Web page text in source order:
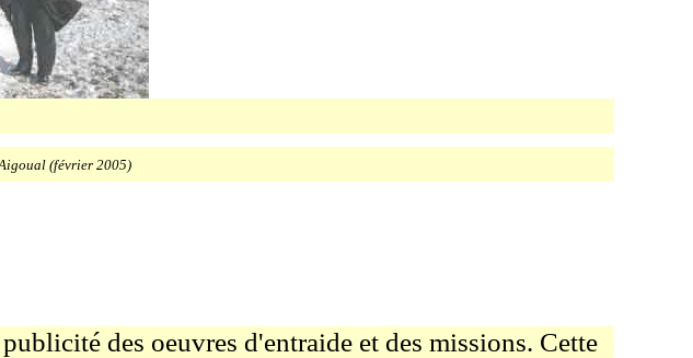
(février 2005)
des oeuvres d'entraide et des missions. Cette